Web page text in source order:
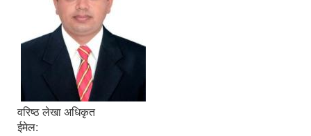
वरिष्ठ लेखा अधिकृत
ईमेल: